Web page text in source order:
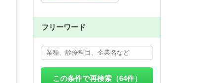
フリーワード
この条件で再検索（64件）